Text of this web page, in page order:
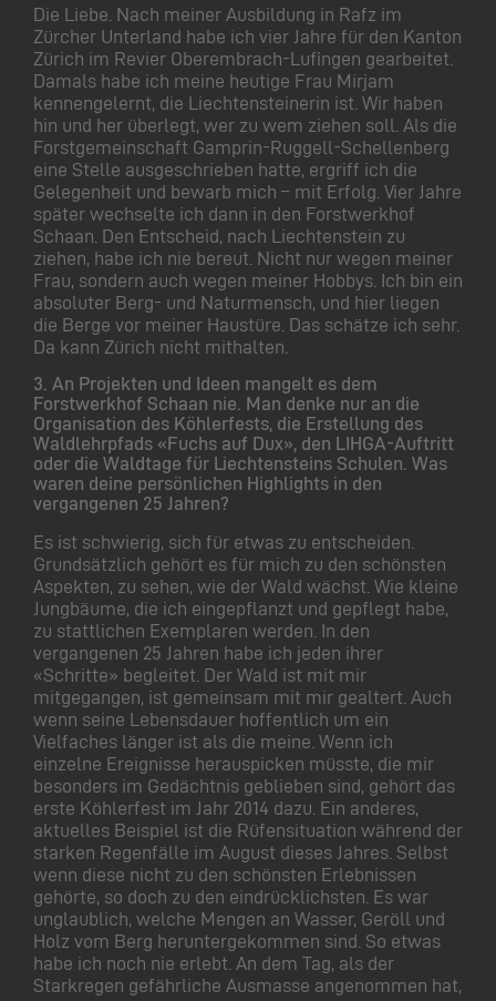
Die Liebe. Nach meiner Ausbildung in Rafz im
Zürcher Unterland habe ich vier Jahre für den Kanton
Zürich im Revier Oberembrach-Lufingen gearbeitet.
Damals habe ich meine heutige Frau Mirjam
kennengelernt, die Liechtensteinerin ist. Wir haben
hin und her überlegt, wer zu wem ziehen soll. Als die
Forstgemeinschaft Gamprin-Ruggell-Schellenberg
eine Stelle ausgeschrieben hatte, ergriff ich die
Gelegenheit und bewarb mich – mit Erfolg. Vier Jahre
später wechselte ich dann in den Forstwerkhof
Schaan. Den Entscheid, nach Liechtenstein zu
ziehen, habe ich nie bereut. Nicht nur wegen meiner
Frau, sondern auch wegen meiner Hobbys. Ich bin ein
absoluter Berg- und Naturmensch, und hier liegen
die Berge vor meiner Haustüre. Das schätze ich sehr.
Da kann Zürich nicht mithalten.
3. An Projekten und Ideen mangelt es dem
Forstwerkhof Schaan nie. Man denke nur an die
Organisation des Köhlerfests, die Erstellung des
Waldlehrpfads «Fuchs auf Dux», den LIHGA-Auftritt
oder die Waldtage für Liechtensteins Schulen. Was
waren deine persönlichen Highlights in den
vergangenen 25 Jahren?
Es ist schwierig, sich für etwas zu entscheiden.
Grundsätzlich gehört es für mich zu den schönsten
Aspekten, zu sehen, wie der Wald wächst. Wie kleine
Jungbäume, die ich eingepflanzt und gepflegt habe,
zu stattlichen Exemplaren werden. In den
vergangenen 25 Jahren habe ich jeden ihrer
«Schritte» begleitet. Der Wald ist mit mir
mitgegangen, ist gemeinsam mit mir gealtert. Auch
wenn seine Lebensdauer hoffentlich um ein
Vielfaches länger ist als die meine. Wenn ich
einzelne Ereignisse herauspicken müsste, die mir
besonders im Gedächtnis geblieben sind, gehört das
erste Köhlerfest im Jahr 2014 dazu. Ein anderes,
aktuelles Beispiel ist die Rüfensituation während der
starken Regenfälle im August dieses Jahres. Selbst
wenn diese nicht zu den schönsten Erlebnissen
gehörte, so doch zu den eindrücklichsten. Es war
unglaublich, welche Mengen an Wasser, Geröll und
Holz vom Berg heruntergekommen sind. So etwas
habe ich noch nie erlebt. An dem Tag, als der
Starkregen gefährliche Ausmasse angenommen hat,